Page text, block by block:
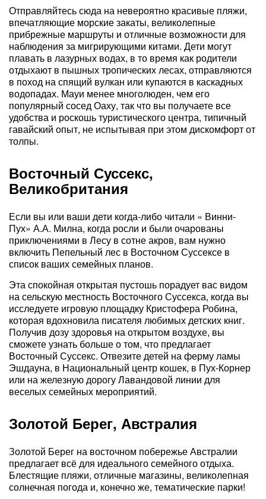
Отправляйтесь сюда на невероятно красивые пляжи,
впечатляющие морские закаты, великолепные
прибрежные маршруты и отличные возможности для
наблюдения за мигрирующими китами. Дети могут
плавать в лазурных водах, в то время как родители
отдыхают в пышных тропических лесах, отправляются
в поход на спящий вулкан или купаются в каскадных
водопадах. Мауи менее многолюден, чем его
популярный сосед Оаху, так что вы получаете все
удобства и роскошь туристического центра, типичный
гавайский опыт, не испытывая при этом дискомфорт от
толпы.
Восточный Суссекс,
Великобритания
Если вы или ваши дети когда-либо читали « Винни-
Пух» А.А. Милна, когда росли и были очарованы
приключениями в Лесу в сотне акров, вам нужно
включить Пепельный лес в Восточном Суссексе в
список ваших семейных планов.
Эта спокойная открытая пустошь порадует вас видом
на сельскую местность Восточного Суссекса, когда вы
исследуете игровую площадку Кристофера Робина,
которая вдохновила писателя любимых детских книг.
Получив дозу здоровья на открытом воздухе, вы
сможете узнать больше о том, что предлагает
Восточный Суссекс. Отвезите детей на ферму ламы
Эшдауна, в Национальный центр кошек, в Пух-Корнер
или на железную дорогу Лавандовой линии для
веселых семейных мероприятий.
Золотой Берег, Австралия
Золотой Берег на восточном побережье Австралии
предлагает всё для идеального семейного отдыха.
Блестящие пляжи, отличные магазины, великолепная
солнечная погода и, конечно же, тематические парки!